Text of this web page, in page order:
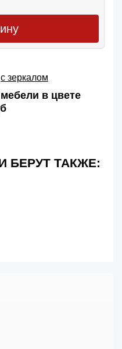
с зеркалом
в цвете
БЕРУТ ТАКЖЕ: